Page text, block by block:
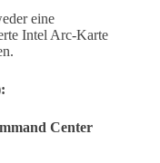
eine
Intel Arc-Karte
Center